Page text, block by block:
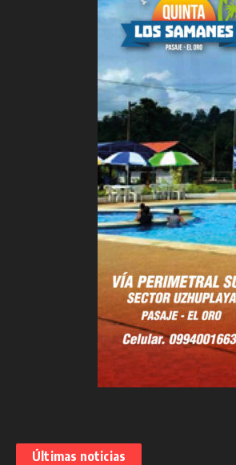
Últimas noticias